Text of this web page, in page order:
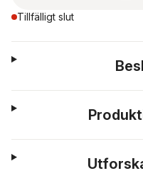
Tillfälligt slut